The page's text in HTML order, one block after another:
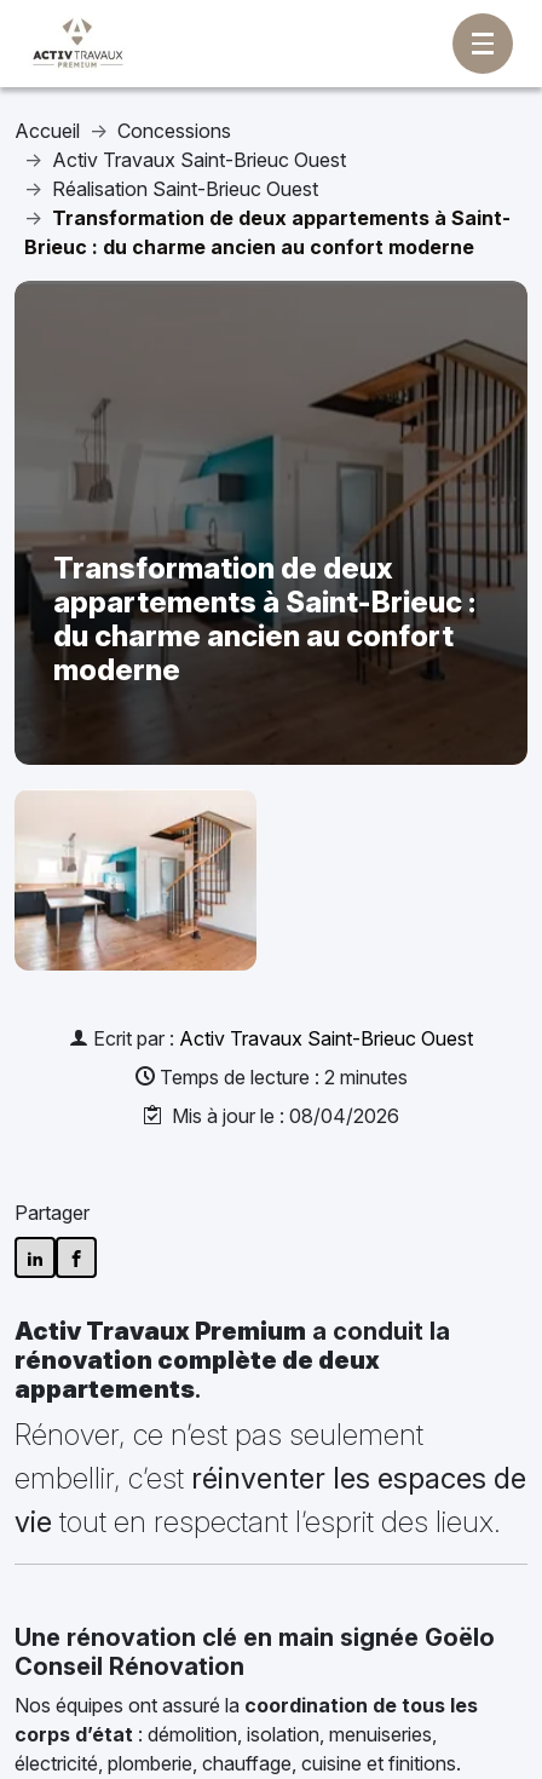
Accueil
Concessions
Activ Travaux Saint-Brieuc Ouest
Réalisation Saint-Brieuc Ouest
Transformation de deux appartements à Saint-
Brieuc : du charme ancien au confort moderne
Transformation de deux
appartements à Saint-Brieuc :
du charme ancien au confort
moderne
Ecrit par : Activ Travaux Saint-Brieuc Ouest
Temps de lecture : 2 minutes
Mis à jour le : 08/04/2026
Partager
Activ Travaux Premium a conduit la
rénovation complète de deux
appartements.
Rénover, ce n’est pas seulement
embellir, c’est réinventer les espaces de
vie tout en respectant l’esprit des lieux.
Une rénovation clé en main signée Goëlo
Conseil Rénovation
Nos équipes ont assuré la coordination de tous les
corps d’état : démolition, isolation, menuiseries,
électricité, plomberie, chauffage, cuisine et finitions.